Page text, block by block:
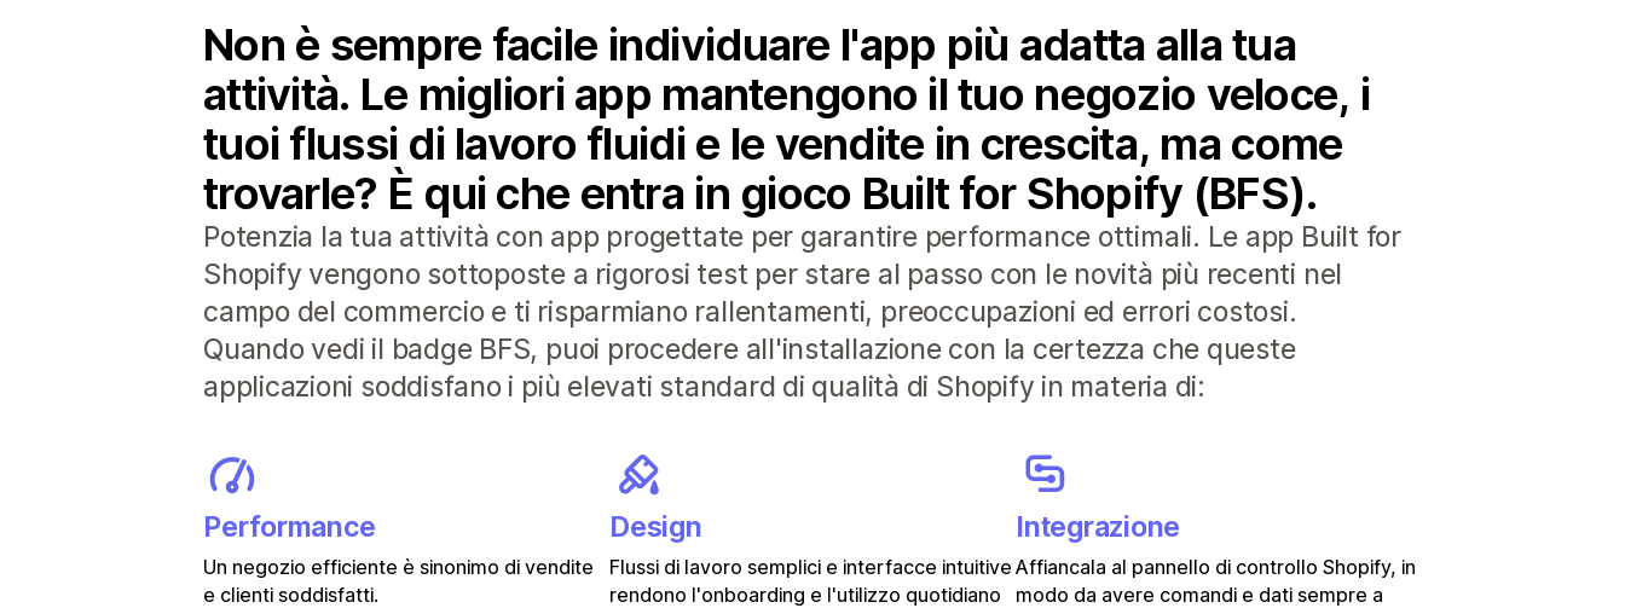
Non è sempre facile individuare l'app più adatta alla tua
attività. Le migliori app mantengono il tuo negozio veloce, i
tuoi flussi di lavoro fluidi e le vendite in crescita, ma come
trovarle? È qui che entra in gioco Built for Shopify (BFS).
Potenzia la tua attività con app progettate per garantire performance ottimali. Le app Built for
Shopify vengono sottoposte a rigorosi test per stare al passo con le novità più recenti nel
campo del commercio e ti risparmiano rallentamenti, preoccupazioni ed errori costosi.
Quando vedi il badge BFS, puoi procedere all'installazione con la certezza che queste
applicazioni soddisfano i più elevati standard di qualità di Shopify in materia di:
Performance
Un negozio efficiente è sinonimo di vendite
e clienti soddisfatti.
Design
Flussi di lavoro semplici e interfacce intuitive
rendono l'onboarding e l'utilizzo quotidiano
Integrazione
Affiancala al pannello di controllo Shopify, in
modo da avere comandi e dati sempre a